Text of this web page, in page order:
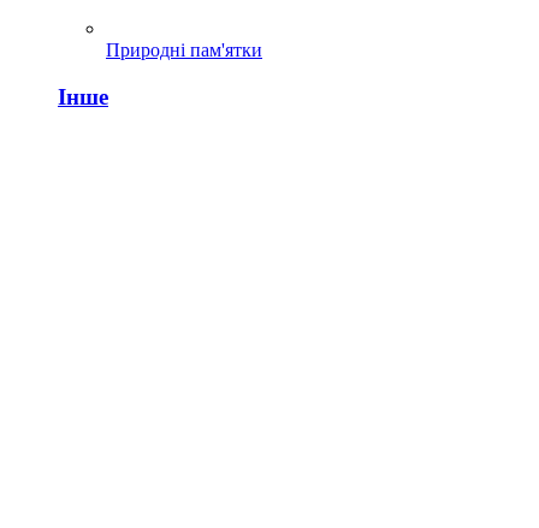
Природні пам'ятки
Інше